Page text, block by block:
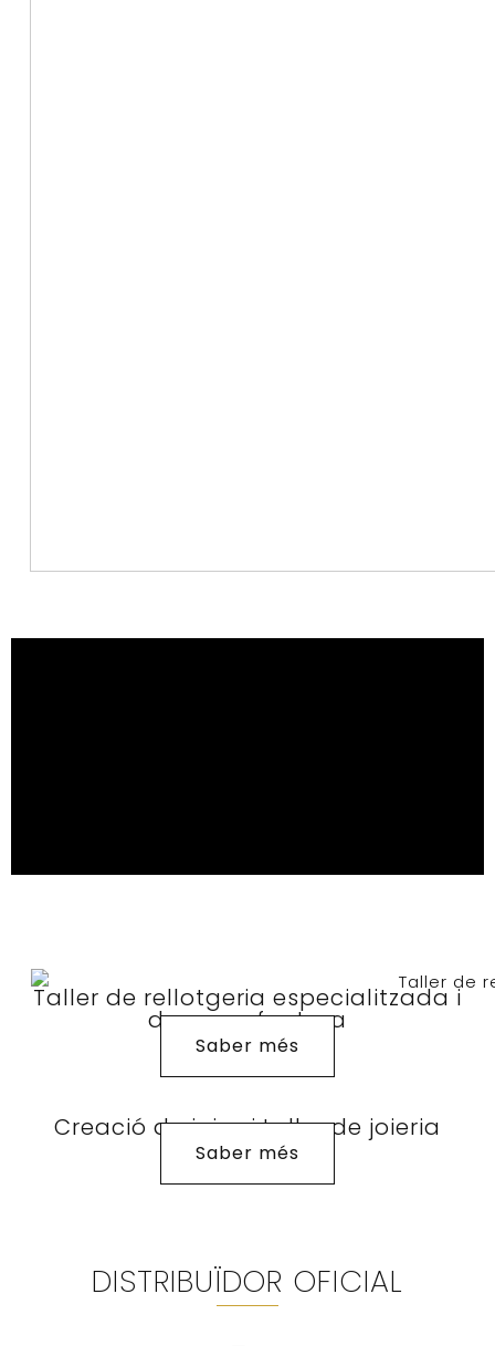
Taller de rellotgeria especialitzada i
de manufactura
Saber més
Creació de joies i taller de joieria
Saber més
DISTRIBUÏDOR OFICIAL